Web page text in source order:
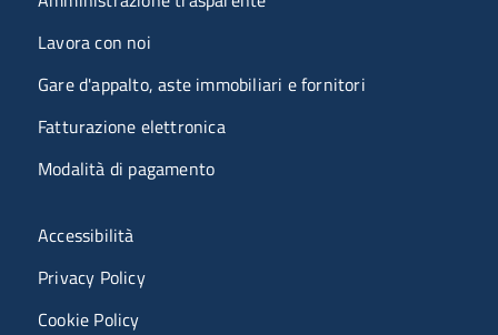
Lavora con noi
Gare d'appalto, aste immobiliari e fornitori
Fatturazione elettronica
Modalità di pagamento
Menù riferimenti
Accessibilità
Privacy Policy
Cookie Policy